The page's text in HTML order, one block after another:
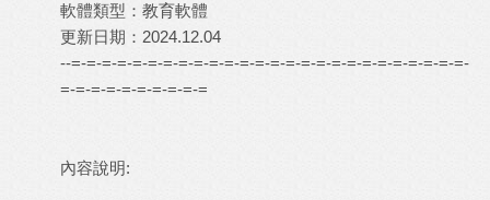
軟體類型：教育軟體
更新日期：2024.12.04
--=-=-=-=-=-=-=-=-=-=-=-=-=-=-=-=-=-=-=-=-=-=-=-=-=-=-
=-=-=-=-=-=-=-=-=-=
內容說明: